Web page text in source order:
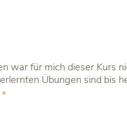
war für mich dieser Kurs
Übungen sind bis